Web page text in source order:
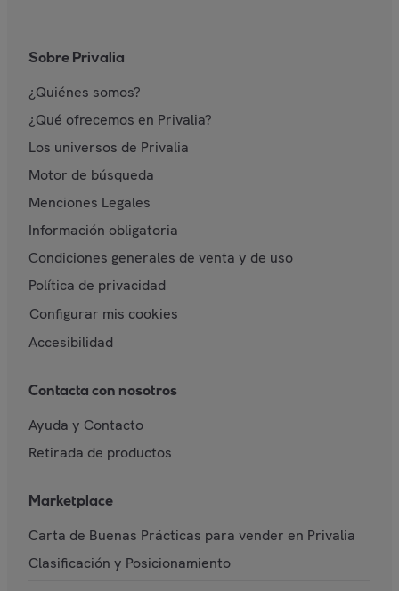
Sobre Privalia
¿Quiénes somos?
¿Qué ofrecemos en Privalia?
Los universos de Privalia
Motor de búsqueda
Menciones Legales
Información obligatoria
Condiciones generales de venta y de uso
Política de privacidad
Configurar mis cookies
Accesibilidad
Contacta con nosotros
Ayuda y Contacto
Retirada de productos
Marketplace
Carta de Buenas Prácticas para vender en Privalia
Clasificación y Posicionamiento